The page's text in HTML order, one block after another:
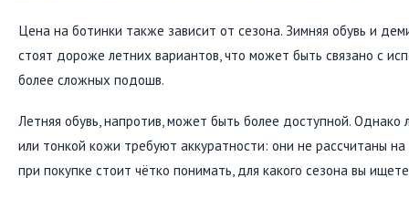
Цена на ботинки также зависит от сезона. Зимняя обувь и
стоят дороже летних вариантов, что может быть связано с
более сложных подошв.
Летняя обувь, напротив, может быть более доступной. Однако
или тонкой кожи требуют аккуратности: они не рассчитаны на
при покупке стоит чётко понимать, для какого сезона вы